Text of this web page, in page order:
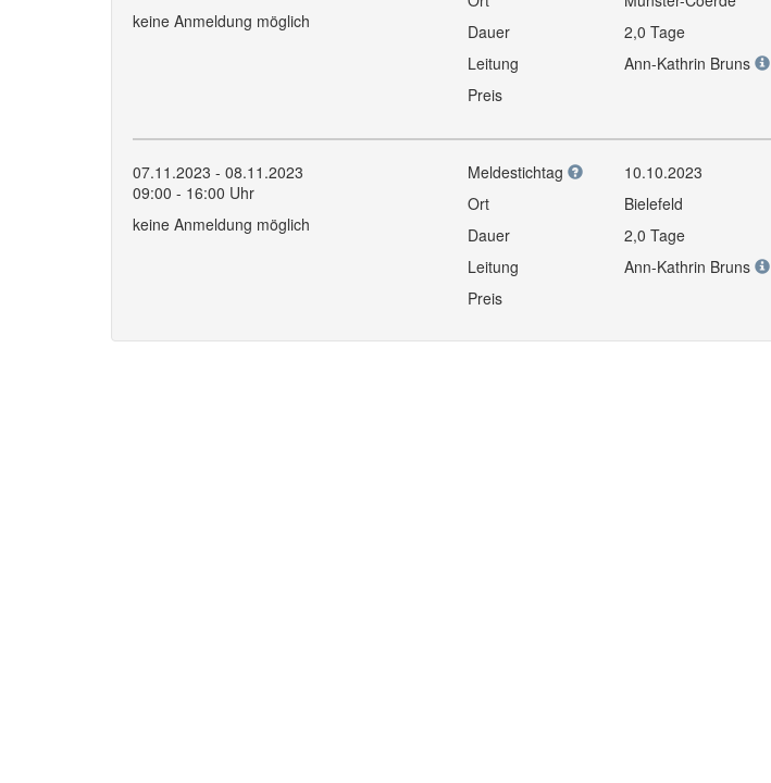
keine Anmeldung möglich
Dauer
2,0 Tage
Leitung
Ann-Kathrin Bruns
Preis
07.11.2023 - 08.11.2023
09:00 - 16:00 Uhr
keine Anmeldung möglich
Meldestichtag
10.10.2023
Ort
Bielefeld
Dauer
2,0 Tage
Leitung
Ann-Kathrin Bruns
Preis